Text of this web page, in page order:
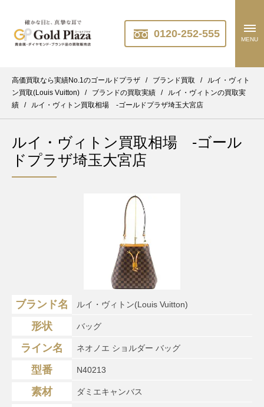
0120-252-555 MENU
高価買取なら実績No.1のゴールドプラザ / ブランド買取 /
ルイ・ヴィト
ン買取(Louis Vuitton)
/ ブランドの買取実績 /
ルイ・ヴィトンの買取実
績
/ ルイ・ヴィトン買取相場 -ゴールドプラザ埼玉大宮店
ルイ・ヴィトン買取相場 -ゴール
ドプラザ埼玉大宮店
ブランド名 ルイ・ヴィトン(Louis Vuitton)
形状 バッグ
ライン名 ネオノエ ショルダー バッグ
型番 N40213
素材 ダミエキャンバス